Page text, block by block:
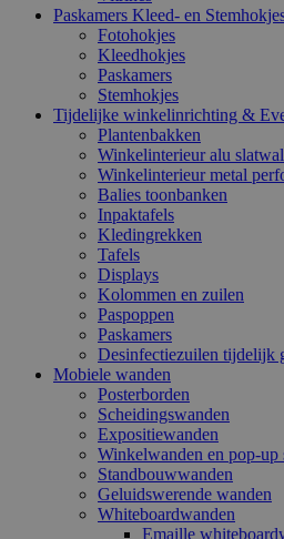
Paskamers Kleed- en
Fotohokjes
Kleedhokjes
Paskamers
Stemhokjes
Tijdelijke winkelinrichting &
Plantenbakken
Winkelinterieur alu
Winkelinterieur metal
Balies toonbanken
Inpaktafels
Kledingrekken
Tafels
Displays
Kolommen en zuilen
Paspoppen
Paskamers
Desinfectiezuilen tijdelijk
Mobiele wanden
Posterborden
Scheidingswanden
Expositiewanden
Winkelwanden en pop-up
Standbouwwanden
Geluidswerende wanden
Whiteboardwanden
Emaille